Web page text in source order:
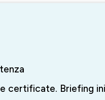
certificate. Briefing